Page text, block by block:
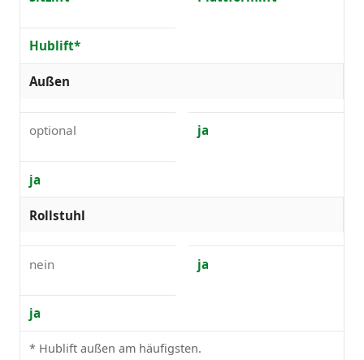
Hublift*
Außen
optional ja
ja
Rollstuhl
nein ja
ja
* Hublift außen am häufigsten.